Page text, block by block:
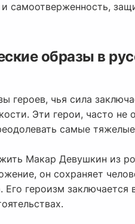
самоотверженность,
образы в
героев, чья сила
Эти герои, часто
самые
Макар Девушкин из
он сохраняет
героизм заключается